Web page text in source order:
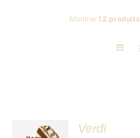
Montrer12 produits
Verdi